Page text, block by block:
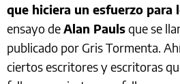
que hiciera un esfuerzo para
ensayo deAlan Paulsque se
publicado por Gris Tormenta.
ciertos escritores y escritoras